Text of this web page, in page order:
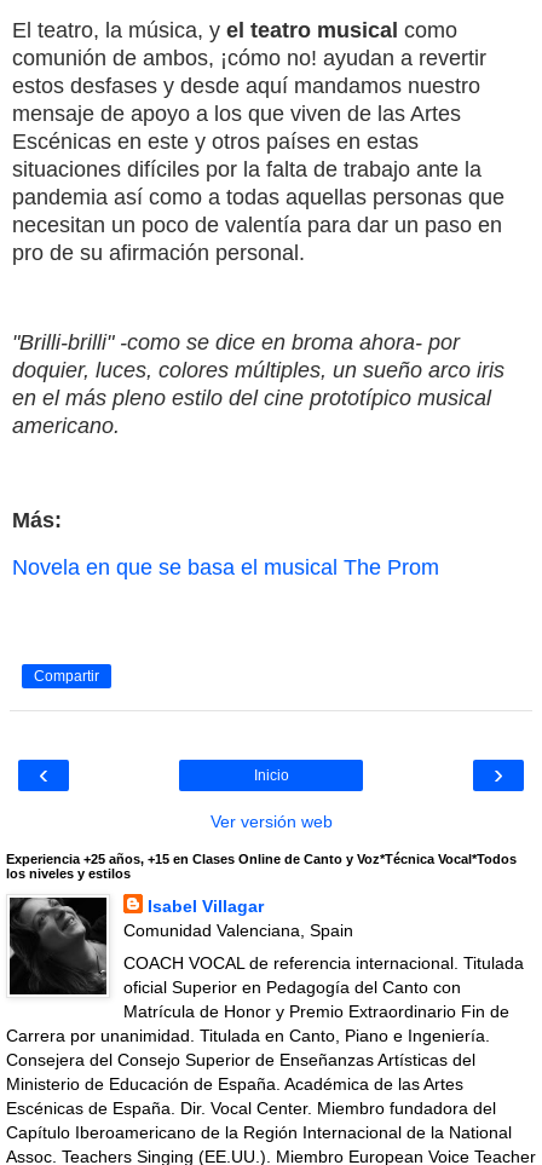
El teatro, la música, y el teatro musical como
comunión de ambos, ¡cómo no! ayudan a revertir
estos desfases y desde aquí mandamos nuestro
mensaje de apoyo a los que viven de las Artes
Escénicas en este y otros países en estas
situaciones difíciles por la falta de trabajo ante la
pandemia así como a todas aquellas personas que
necesitan un poco de valentía para dar un paso en
pro de su afirmación personal.
"Brilli-brilli" -como se dice en broma ahora- por
doquier, luces, colores múltiples, un sueño arco iris
en el más pleno estilo del cine prototípico musical
americano.
Más:
Novela en que se basa el musical The Prom
Compartir
‹ ›
Inicio
Ver versión web
Experiencia +25 años, +15 en Clases Online de Canto y Voz*Técnica Vocal*Todos
los niveles y estilos
Isabel Villagar
Comunidad Valenciana, Spain
COACH VOCAL de referencia internacional. Titulada
oficial Superior en Pedagogía del Canto con
Matrícula de Honor y Premio Extraordinario Fin de
Carrera por unanimidad. Titulada en Canto, Piano e Ingeniería.
Consejera del Consejo Superior de Enseñanzas Artísticas del
Ministerio de Educación de España. Académica de las Artes
Escénicas de España. Dir. Vocal Center. Miembro fundadora del
Capítulo Iberoamericano de la Región Internacional de la National
Assoc. Teachers Singing (EE.UU.). Miembro European Voice Teacher